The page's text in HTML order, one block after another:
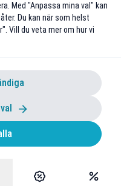
Med "Anpassa mina val" kan
Du kan när som helst
Vill du veta mer om hur vi